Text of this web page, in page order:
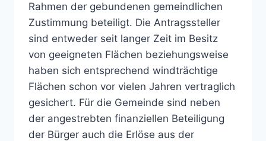
Rahmen der gebundenen gemeindlichen
Zustimmung beteiligt. Die Antragssteller
sind entweder seit langer Zeit im Besitz
von geeigneten Flächen beziehungsweise
haben sich entsprechend windträchtige
Flächen schon vor vielen Jahren vertraglich
gesichert. Für die Gemeinde sind neben
der angestrebten finanziellen Beteiligung
der Bürger auch die Erlöse aus der